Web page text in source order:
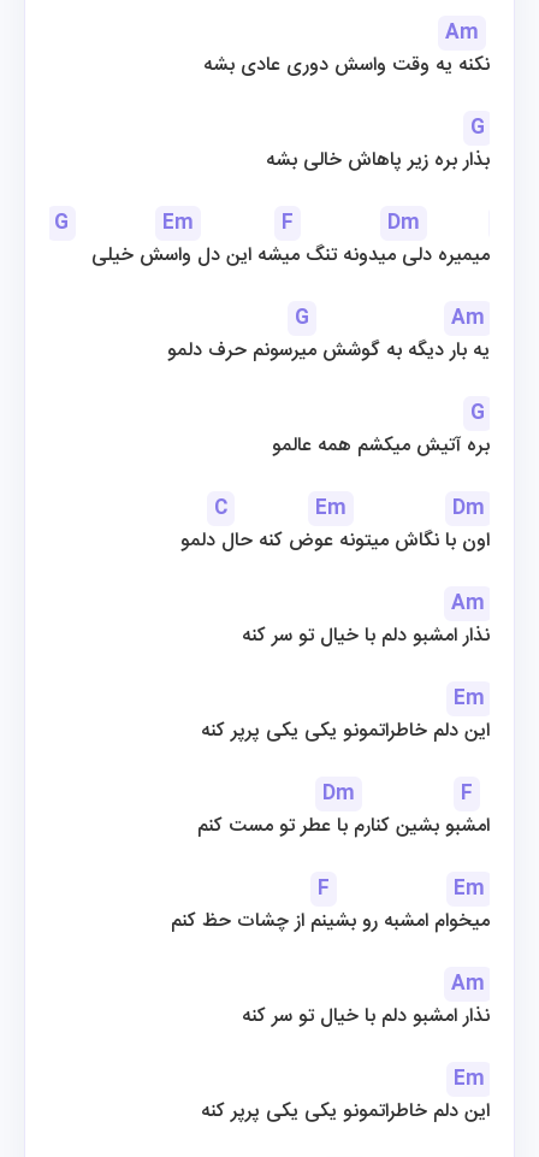
Am
نکنه یه وقت واسش دوری عادی بشه
G
بذار بره زیر پاهاش خالی بشه
G
Em F Dm
میمیره دلی میدونه تنگ میشه این دل واسش خیلی
G
Am
یه بار دیگه به گوشش میرسونم حرف دلمو
G
بره آتیش میکشم همه عالمو
C
Em
Dm
اون با نگاش میتونه عوض کنه حال دلمو
Am
نذار امشبو دلم با خیال تو سر کنه
Em
این دلم خاطراتمونو یکی یکی پرپر کنه
Dm
F
امشبو بشین کنارم با عطر تو مست کنم
F
Em
میخوام امشبه رو بشینم از چشات حظ کنم
Am
نذار امشبو دلم با خیال تو سر کنه
Em
این دلم خاطراتمونو یکی یکی پرپر کنه